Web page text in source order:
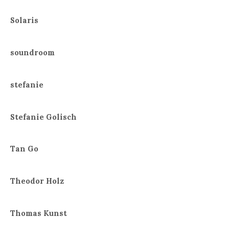
Solaris
soundroom
stefanie
Stefanie Golisch
Tan Go
Theodor Holz
Thomas Kunst